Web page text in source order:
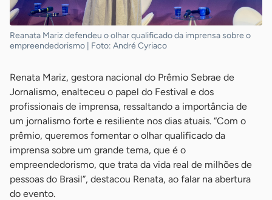
Reanata Mariz defendeu o olhar qualificado da imprensa sobre o
empreendedorismo | Foto: André Cyriaco
Renata Mariz, gestora nacional do Prêmio Sebrae de
Jornalismo, enalteceu o papel do Festival e dos
profissionais de imprensa, ressaltando a importância de
um jornalismo forte e resiliente nos dias atuais. “Com o
prêmio, queremos fomentar o olhar qualificado da
imprensa sobre um grande tema, que é o
empreendedorismo, que trata da vida real de milhões de
pessoas do Brasil”, destacou Renata, ao falar na abertura
do evento.